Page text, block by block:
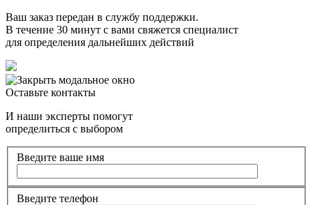
Ваш заказ передан в службу поддержки.
В течение 30 минут с вами свяжется специалист
для определения дальнейших действий
Оставьте контакты
И наши эксперты помогут
определиться с выбором
Введите ваше имя
Введите телефон